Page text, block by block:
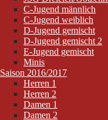
C-Jugend männlich
C-Jugend weiblich
D-Jugend gemischt
D-Jugend gemischt 2
E-Jugend gemischt
Minis
Saison 2016/2017
Herren 1
Herren 2
Damen 1
Damen 2